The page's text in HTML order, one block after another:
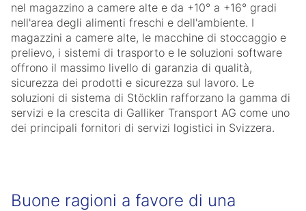
nel magazzino a camere alte e da +10° a +16° gradi
nell'area degli alimenti freschi e dell'ambiente. I
magazzini a camere alte, le macchine di stoccaggio e
prelievo, i sistemi di trasporto e le soluzioni software
offrono il massimo livello di garanzia di qualità,
sicurezza dei prodotti e sicurezza sul lavoro. Le
soluzioni di sistema di Stöcklin rafforzano la gamma di
servizi e la crescita di Galliker Transport AG come uno
dei principali fornitori di servizi logistici in Svizzera.
Buone ragioni a favore di una